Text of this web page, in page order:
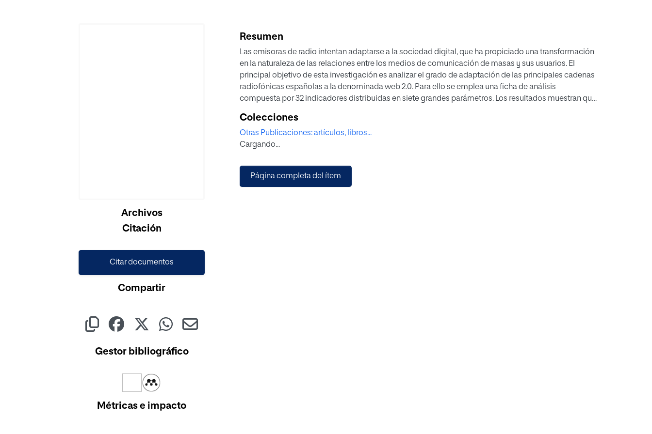
Archivos
Citación
Citar documentos
Compartir
Gestor bibliográfico
Métricas e impacto
Resumen
Las emisoras de radio intentan adaptarse a la sociedad digital, que ha propiciado una transformación
en la naturaleza de las relaciones entre los medios de comunicación de masas y sus usuarios. El
principal objetivo de esta investigación es analizar el grado de adaptación de las principales cadenas
radiofónicas españolas a la denominada web 2.0. Para ello se emplea una ficha de análisis
compuesta por 32 indicadores distribuidas en siete grandes parámetros. Los resultados muestran que
empleo de blogs y otras herramientas para compartir información, y el acceso a la información por
parte del usuario son los dos parámetros en los que más se ha avanzado. Por el contrario, la
posibilidad de que el usuario cree sus propios contenidos es la gran asignatura pendiente.
Colecciones
Otras Publicaciones: artículos, libros...
Cargando...
Página completa del ítem